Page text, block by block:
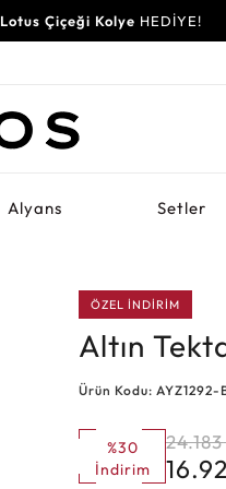
Lotus Çiçeği Kolye HEDİYE!
Alyans Setler
ÖZEL İNDİRİM
Altın
Ürün Kodu: AYZ1292-
%30
İndirim
24.183